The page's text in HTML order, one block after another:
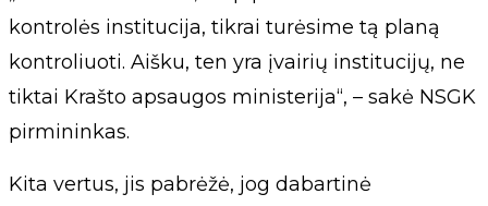
kontrolės institucija, tikrai turėsime tą planą
kontroliuoti. Aišku, ten yra įvairių institucijų, ne
tiktai Krašto apsaugos ministerija“, – sakė NSGK
pirmininkas.
Kita vertus, jis pabrėžė, jog dabartinė